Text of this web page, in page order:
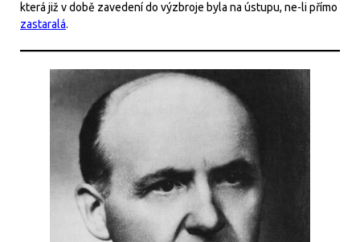
která již v době zavedení do výzbroje byla na ústupu, ne-li přímo
zastaralá.